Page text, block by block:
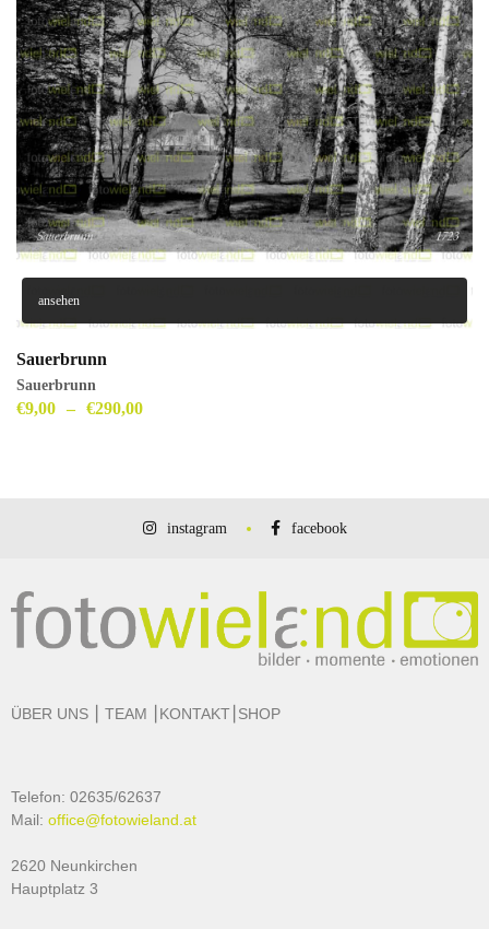
ansehen
Sauerbrunn
Sauerbrunn
€9,00 – €290,00
instagram facebook
ÜBER UNS TEAM KONTAKT SHOP
Telefon: 02635/62637
Mail: office@fotowieland.at
2620 Neunkirchen
Hauptplatz 3